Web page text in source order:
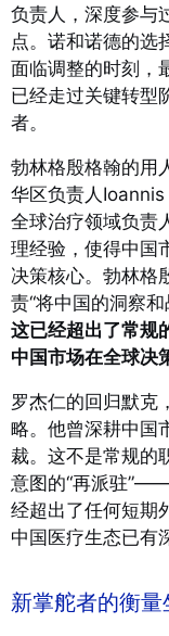
负责人，深度参与
点。诺和诺德的选
面临调整的时刻，
已经走过关键转型
者。
勃林格殷格翰的用
华区负责人
全球治疗领域负责
理经验，使得中国
决策核心。 勃林格
责“将中国的洞察
这已经超出了常规
中国市场在全球决
罗杰仁的回归默克
略。他曾深耕中国
裁。这不是常规的
意图的“再派驻
经超出了任何短期
中国医疗生态已有
新掌舵者的衡